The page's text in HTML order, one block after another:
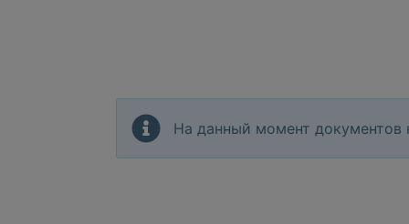
На данный момент документов